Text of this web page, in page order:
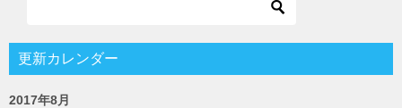
更新カレンダー
2017年8月